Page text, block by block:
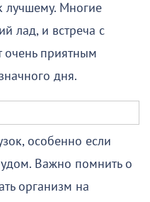
лучшему. Многие
лад, и встреча с
приятным
дня.
особенно если
Важно помнить о
организм на